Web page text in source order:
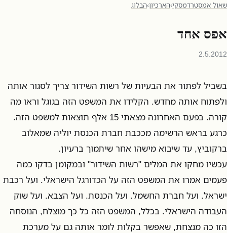
שאול אמסטרדמסקי›הארכיון›הבלוג
אפס אחד
2.5.2012
בשביל לפתור את הבעיות של רשות השידור צריך לסגור אותה
ולפתוח אותה מחדש. הקלידו את המשפט הזה בגוגל וראו מה
קורה. בפעם האחרונה מצאתי 15 אלף תוצאות למשפט הזה.
כרגע בראש הרשימה מככבת חברת הכנסת יוליה שמאלוב
ברקוביץ, עד שיבוא מישהו אחר שיתמוך ברעיון.
עכשיו מחקו את המלים "רשות השידור" ובמקומן בדקו כמה
פעמים אמרו את המשפט הזה על הכדורגל הישראלי. ועל רכבת
ישראל. ועל חברת החשמל. ועל הכנסת. ועל הצבא. ועל שוק
העבודה הישראלי. בכלל, המשפט הזה כל כך מוצלח, הנוסחה
הזו כה מנצחת, שאפשר בקלות לומר אותה גם על מערכת